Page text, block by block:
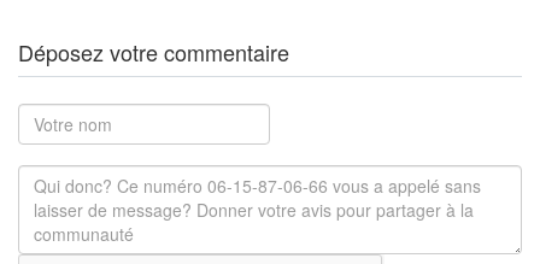
Déposez votre commentaire